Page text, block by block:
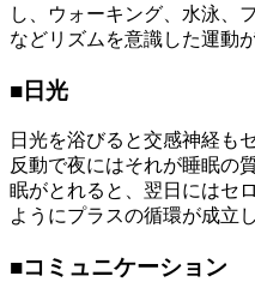
し、ウォーキング、水泳、
などリズムを意識した運動
■ 日光
日光を浴びると交感神経も
反動で夜にはそれが睡眠の
眠がとれると、翌日にはセ
ようにプラスの循環が成立
■コミュニケーション